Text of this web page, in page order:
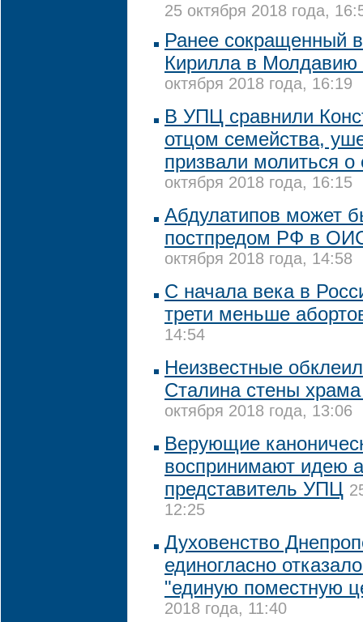
25 октября 2018 года,
Ранее сокращенный
Кирилла в Молдавию
октября 2018 года, 16:19
В УПЦ сравнили
отцом семейства,
призвали молиться о
октября 2018 года, 16:15
Абдулатипов может
постпредом РФ в
октября 2018 года, 14:58
С начала века в
трети меньше
14:54
Неизвестные
Сталина стены
октября 2018 года, 13:06
Верующие
воспринимают идею
представитель УПЦ
12:25
Духовенство
единогласно
"единую поместную
2018 года, 11:40